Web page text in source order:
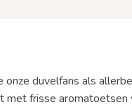
duvelfans als
frisse aromatoetsen